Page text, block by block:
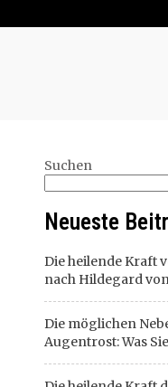
Suchen
Neueste
Die heilende Kraft
nach Hildegard
Die möglichen
Augentrost: Was